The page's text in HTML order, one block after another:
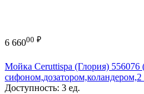
6 66000 ₽
Мойка Ceruttispa (Глория)
сифоном,дозатором,коландером,2
Доступность: 3 ед.